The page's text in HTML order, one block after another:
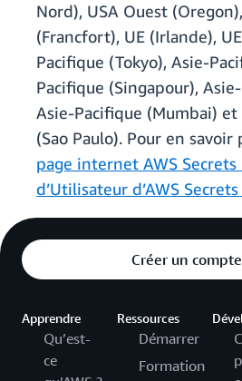
Nord), USA Ouest
(Francfort), UE (Irlande),
Pacifique (Tokyo), Asie-
Pacifique (Singapour),
Asie-Pacifique (Mumbai)
(Sao Paulo). Pour en savoir
page internet AWS Secrets
d’Utilisateur d’AWS
Créer un
Apprendre
Qu’est-
ce
Ressources
Démarrer
Formation